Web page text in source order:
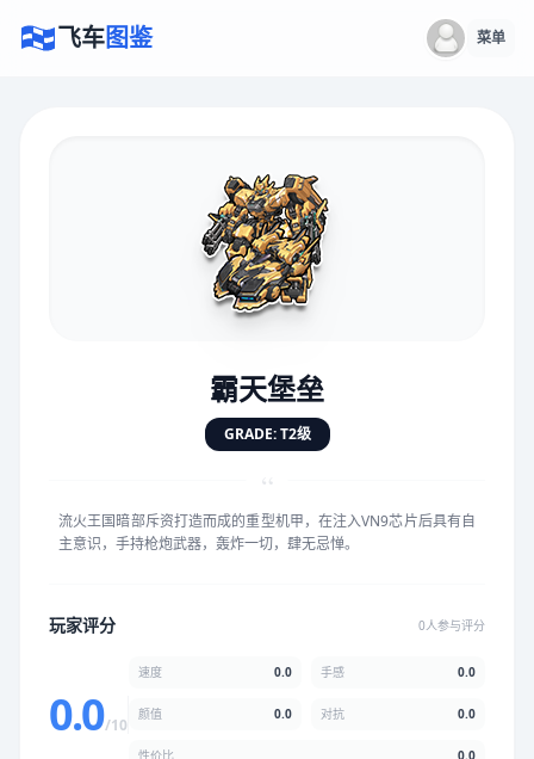
飞车图鉴 菜单
霸天堡垒
GRADE: T2级
“
流火王国暗部斥资打造而成的重型机甲，在注入VN9芯片后具有自
主意识，手持枪炮武器，轰炸一切，肆无忌惮。
玩家评分 0人参与评分
0.0/10
速度 0.0 手感 0.0
颜值 0.0 对抗 0.0
性价比 0.0
★★
★★★★★★★
手感 5.0分
★★ ★ ★